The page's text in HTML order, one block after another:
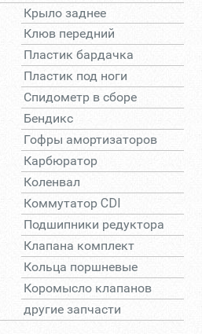
Крыло заднее
Клюв передний
Пластик бардачка
Пластик под ноги
Спидометр в сборе
Бендикс
Гофры амортизаторов
Карбюратор
Коленвал
Коммутатор CDI
Подшипники редуктора
Клапана комплект
Кольца поршневые
Коромысло клапанов
другие запчасти